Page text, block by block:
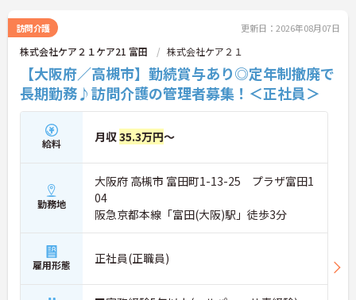
■ 「高収入×納得感」しっかり稼げる環境
役割に応じた給与でモチベーションもアップ♪
・月給35万円以上＋役付手当6万円込み
・特定処遇加算が給与に反映
・複数手当が整い、役割に応じた給与のバランス◎
→ 「頑張りが収入に見える」仕組みが整っています
■ 運営に関わるやりがいあるポジション♪
自分の考えを活かした事業所づくりが可能！
・採用・営業・シフトなど幅広く関与
・地域との連携を含めた戦略にも携われる
・現場判断の余地があり主体的に動ける
→ 「任されるやりがい」と成長実感が魅力です
訪問介護 更新日：2026年08月07日
株式会社ケア２１ケア21 富田 株式会社ケア２１
【大阪府／高槻市】勤続賞与あり◎定年制撤廃で
長期勤務♪訪問介護の管理者募集！＜正社員＞
給料 月収35.3万円～
勤務地
大阪府 高槻市 富田町1-13-25 プラザ富田1
04
阪急京都本線「富田(大阪)駅」徒歩3分
雇用形態 正社員(正職員)